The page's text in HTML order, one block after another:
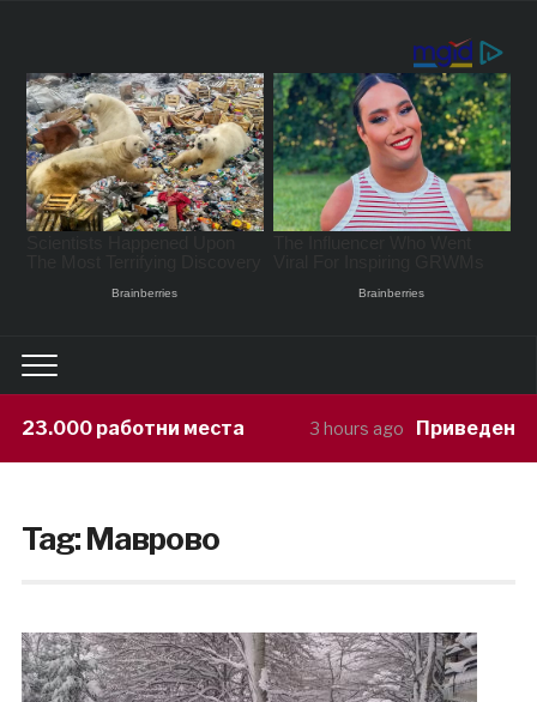
работни места 3 hours ago Приведен возач
Tag:Маврово